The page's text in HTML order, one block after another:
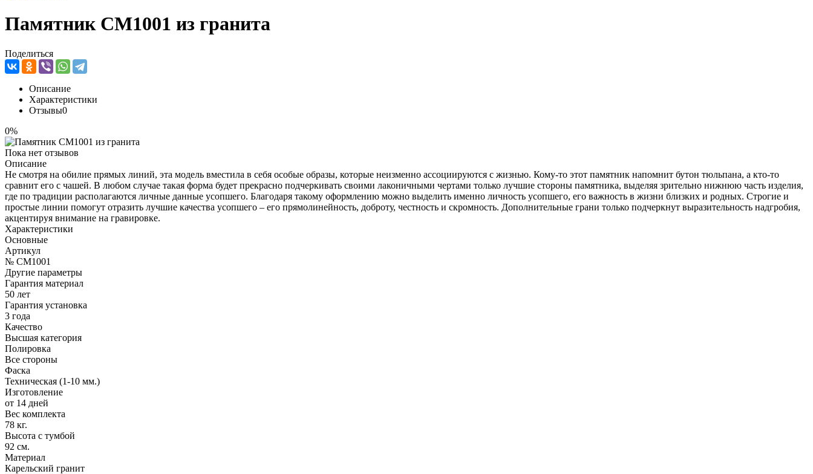
Памятник CM1001 из гранита
Поделиться
Описание
Характеристики
Отзывы0
0%
Пока нет отзывов
Описание
Не смотря на обилие прямых линий, эта модель вместила в себя особые образы, которые неизменно ассоциируются с жизнью. Кому-то этот памятник напомнит бутон тюльпана, а кто-то
сравнит его с чашей. В любом случае такая форма будет прекрасно подчеркивать своими лаконичными чертами только лучшие стороны памятника, выделяя зрительно нижнюю часть изделия,
где по традиции располагаются личные данные усопшего. Благодаря такому оформлению можно выделить именно личность усопшего, его важность в жизни близких и родных. Строгие и
простые линии помогут отразить лучшие качества усопшего – его прямолинейность, доброту, честность и скромность. Дополнительные грани только подчеркнут выразительность надгробия,
акцентируя внимание на гравировке.
Характеристики
Основные
Артикул
№ CM1001
Другие параметры
Гарантия материал
50 лет
Гарантия установка
3 года
Качество
Высшая категория
Полировка
Все стороны
Фаска
Техническая (1-10 мм.)
Изготовление
от 14 дней
Вес комплекта
78 кг.
Высота с тумбой
92 см.
Материал
Карельский гранит